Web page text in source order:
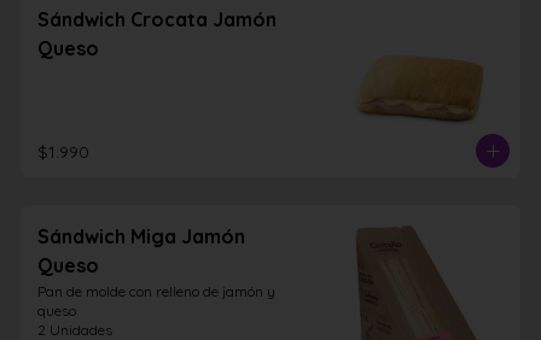
Sándwich Crocata Jamón
Queso
$1.990
Sándwich Miga Jamón
Queso
Pan de molde con relleno de jamón y
queso
2 Unidades